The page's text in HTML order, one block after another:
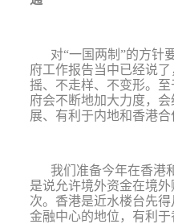
对“一国两制 ”的方针
府工作报告当中已经说了
摇、不走样、不变形。
府会不断地加大力度，
展、有利于内地和香港合
我们准备今年在香港
是说允许境外资金在境
次。香港是近水楼台先
金融中心的地位，有利